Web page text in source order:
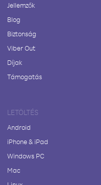
Jellemzők
Blog
Biztonság
Viber Out
Díjak
Támogatás
LETÖLTÉS
Android
iPhone & iPad
Windows PC
Mac